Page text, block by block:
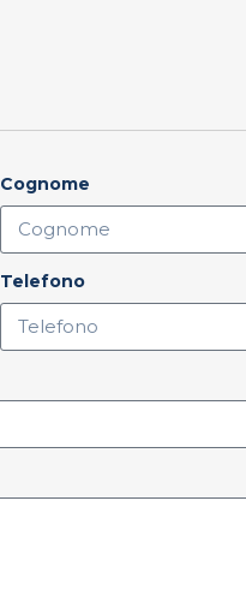
Cognome
Telefono